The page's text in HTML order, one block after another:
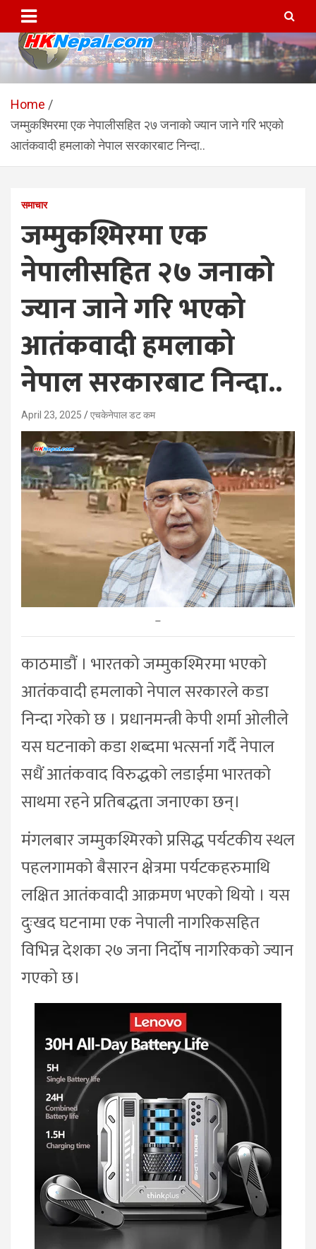
content
HKNepal.com – हङकङबाट
सञ्चालित पहिलो नेपाली अनलाईन
पत्रिका
hknepal, hknepal.com, hk nepal, hk nepal com
Home
जम्मुकश्मिरमा एक नेपालीसहित २७ जनाको ज्यान जाने गरि भएको
आतंकवादी हमलाको नेपाल सरकारबाट निन्दा..
समाचार
जम्मुकश्मिरमा एक
नेपालीसहित २७ जनाको
ज्यान जाने गरि भएको
आतंकवादी हमलाको
नेपाल सरकारबाट निन्दा..
April 23, 2025 एचकेनेपाल डट कम
–
काठमाडौं । भारतको जम्मुकश्मिरमा भएको
आतंकवादी हमलाको नेपाल सरकारले कडा
निन्दा गरेको छ । प्रधानमन्त्री केपी शर्मा ओलीले
यस घटनाको कडा शब्दमा भत्सर्ना गर्दै नेपाल
सधैं आतंकवाद विरुद्धको लडाईमा भारतको
साथमा रहने प्रतिबद्धता जनाएका छन्।
मंगलबार जम्मुकश्मिरको प्रसिद्ध पर्यटकीय स्थल
पहलगामको बैसारन क्षेत्रमा पर्यटकहरुमाथि
लक्षित आतंकवादी आक्रमण भएको थियो । यस
दुःखद घटनामा एक नेपाली नागरिकसहित
विभिन्न देशका २७ जना निर्दोष नागरिकको ज्यान
गएको छ।